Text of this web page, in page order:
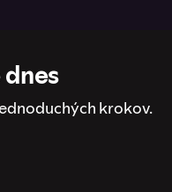
dnes
krokov.